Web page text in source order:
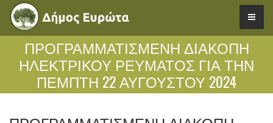
ΠΡΟΓΡΑΜΜΑΤΙΣΜΕΝΗ ΔΙΑΚΟΠΗ
ΗΛΕΚΤΡΙΚΟΥ ΡΕΥΜΑΤΟΣ ΓΙΑ ΤΗΝ
ΠΕΜΠΤΗ 22 ΑΥΓΟΥΣΤΟΥ 2024